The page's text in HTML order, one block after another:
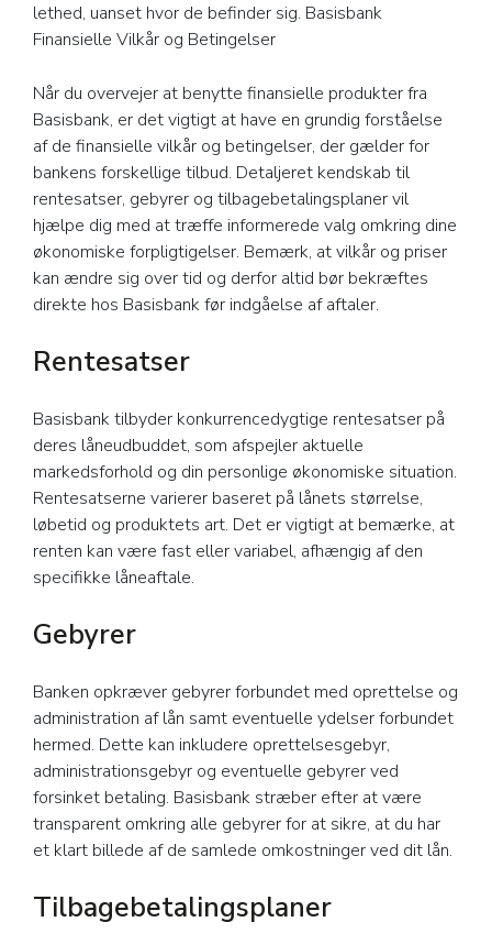
lethed, uanset hvor de befinder sig. Basisbank
Finansielle Vilkår og Betingelser
Når du overvejer at benytte finansielle produkter fra
Basisbank, er det vigtigt at have en grundig forståelse
af de finansielle vilkår og betingelser, der gælder for
bankens forskellige tilbud. Detaljeret kendskab til
rentesatser, gebyrer og tilbagebetalingsplaner vil
hjælpe dig med at træffe informerede valg omkring dine
økonomiske forpligtigelser. Bemærk, at vilkår og priser
kan ændre sig over tid og derfor altid bør bekræftes
direkte hos Basisbank før indgåelse af aftaler.
Rentesatser
Basisbank tilbyder konkurrencedygtige rentesatser på
deres låneudbuddet, som afspejler aktuelle
markedsforhold og din personlige økonomiske situation.
Rentesatserne varierer baseret på lånets størrelse,
løbetid og produktets art. Det er vigtigt at bemærke, at
renten kan være fast eller variabel, afhængig af den
specifikke låneaftale.
Gebyrer
Banken opkræver gebyrer forbundet med oprettelse og
administration af lån samt eventuelle ydelser forbundet
hermed. Dette kan inkludere oprettelsesgebyr,
administrationsgebyr og eventuelle gebyrer ved
forsinket betaling. Basisbank stræber efter at være
transparent omkring alle gebyrer for at sikre, at du har
et klart billede af de samlede omkostninger ved dit lån.
Tilbagebetalingsplaner